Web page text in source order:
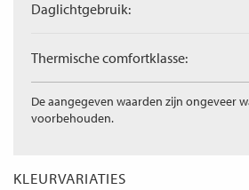
Daglichtgebruik:
Thermische comfortklasse:
De aangegeven waarden zijn ongeveer
voorbehouden.
KLEURVARIATIES